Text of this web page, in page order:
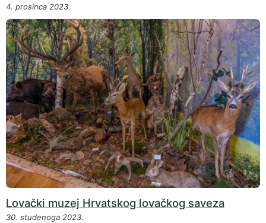
4. prosinca 2023.
Lovački muzej Hrvatskog lovačkog saveza
30. studenoga 2023.